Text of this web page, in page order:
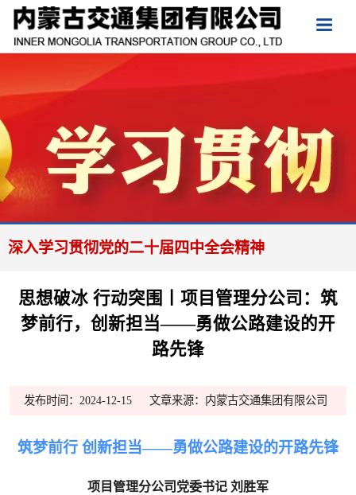
深入学习贯彻党的二十届四中全会精神
思想破冰 行动突围丨项目管理分公司：筑
梦前行，创新担当——勇做公路建设的开
路先锋
发布时间：2024-12-15 文章来源：内蒙古交通集团有限公司
筑梦前行 创新担当——勇做公路建设的开路先锋
项目管理分公司党委书记 刘胜军